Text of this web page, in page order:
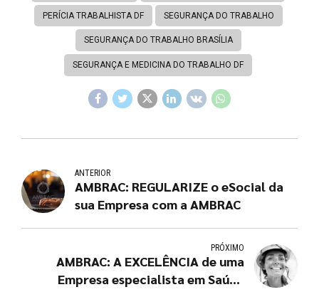
PERÍCIA TRABALHISTA DF SEGURANÇA DO TRABALHO
SEGURANÇA DO TRABALHO BRASÍLIA
SEGURANÇA E MEDICINA DO TRABALHO DF
ANTERIOR
AMBRAC: REGULARIZE o eSocial da
sua Empresa com a AMBRAC
PRÓXIMO
AMBRAC: A EXCELÊNCIA de uma
Empresa especialista em Saúde